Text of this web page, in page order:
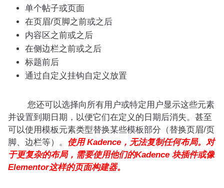
单个帖子或页面
在页眉/页脚之前或之后
内容区之前或之后
在侧边栏之前或之后
标题前后
通过自定义挂钩自定义放置
您还可以选择向所有用户或特定用户显示这些元素
并设置到期日期，以便它们在定义的日期后消失。甚至
可以使用模板元素类型替换某些模板部分（替换页眉/页
脚、边栏等）。 使用 Kadence，无法复制任何布局。对
于更复杂的布局，需要使用他们的Kadence 块插件或像
Elementor这样的页面构建器。